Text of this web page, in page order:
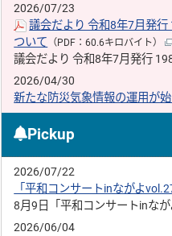
2026/07/23
議会だより 令和8年7月発
ついて （PDF：60.6キロバイト）
議会だより 令和8年7月発行
2026/04/30
新たな防災気象情報の運用が
Pickup
2026/07/22
「平和コンサートinながよ
8月9日「平和コンサートinなが
2026/06/04